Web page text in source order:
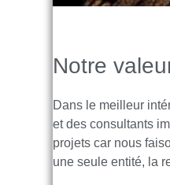
Notre
Dans le meilleur
et des consultants
projets car nous
une seule entité, la